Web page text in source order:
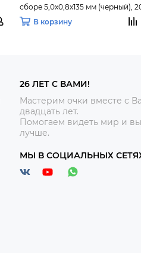
сборе 5,0х0,8х135 мм (черный),
В корзину
26 ЛЕТ С ВАМИ!
Мастерим очки вместе с
двадцать лет.
Помогаем видеть мир и
лучше.
МЫ В СОЦИАЛЬНЫХ